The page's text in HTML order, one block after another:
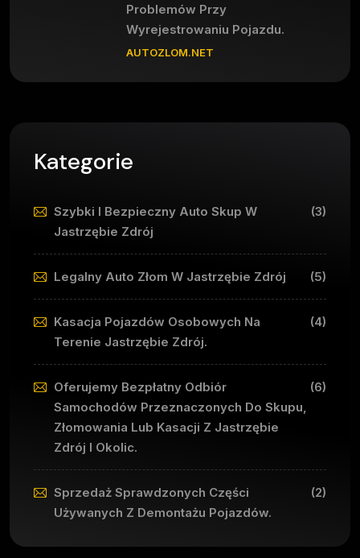
Problemów Przy
Wyrejestrowaniu Pojazdu.
AUTOZLOM.NET
Kategorie
Szybki I Bezpieczny Auto Skup W
Jastrzębie Zdrój
(3)
Legalny Auto Złom W Jastrzębie Zdrój (5)
Kasacja Pojazdów Osobowych Na
Terenie Jastrzębie Zdrój.
(4)
Oferujemy Bezpłatny Odbiór
Samochodów Przeznaczonych Do Skupu,
Złomowania Lub Kasacji Z Jastrzębie
Zdrój I Okolic.
(6)
Sprzedaż Sprawdzonych Części
Używanych Z Demontażu Pojazdów.
(2)